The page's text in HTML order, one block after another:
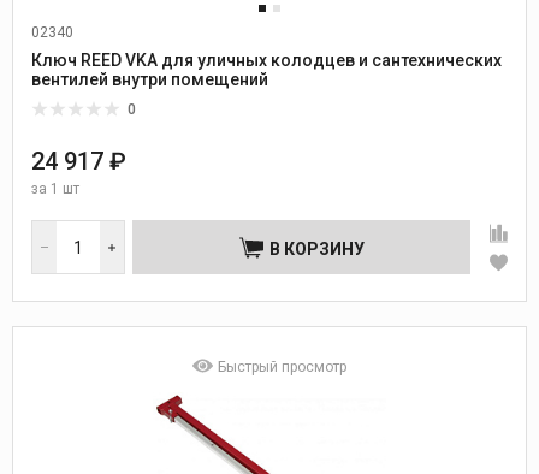
02340
Ключ REED VKA для уличных колодцев и сантехнических
вентилей внутри помещений
0
24 917 ₽
за 1 шт
В КОРЗИНУ
Быстрый просмотр